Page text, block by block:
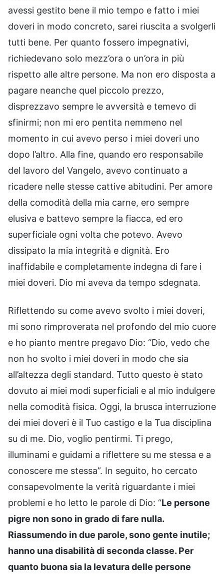
avessi gestito bene il mio tempo e fatto i miei
doveri in modo concreto, sarei riuscita a svolgerli
tutti bene. Per quanto fossero impegnativi,
richiedevano solo mezz’ora o un’ora in più
rispetto alle altre persone. Ma non ero disposta a
pagare neanche quel piccolo prezzo,
disprezzavo sempre le avversità e temevo di
sfinirmi; non mi ero pentita nemmeno nel
momento in cui avevo perso i miei doveri uno
dopo l’altro. Alla fine, quando ero responsabile
del lavoro del Vangelo, avevo continuato a
ricadere nelle stesse cattive abitudini. Per amore
della comodità della mia carne, ero sempre
elusiva e battevo sempre la fiacca, ed ero
superficiale ogni volta che potevo. Avevo
dissipato la mia integrità e dignità. Ero
inaffidabile e completamente indegna di fare i
miei doveri. Dio mi aveva da tempo sdegnata.
Riflettendo su come avevo svolto i miei doveri,
mi sono rimproverata nel profondo del mio cuore
e ho pianto mentre pregavo Dio: “Dio, vedo che
non ho svolto i miei doveri in modo che sia
all’altezza degli standard. Tutto questo è stato
dovuto ai miei modi superficiali e al mio indulgere
nella comodità fisica. Oggi, la brusca interruzione
dei miei doveri è il Tuo castigo e la Tua disciplina
su di me. Dio, voglio pentirmi. Ti prego,
illuminami e guidami a riflettere su me stessa e a
conoscere me stessa”. In seguito, ho cercato
consapevolmente la verità riguardante i miei
problemi e ho letto le parole di Dio: “Le persone
pigre non sono in grado di fare nulla.
Riassumendo in due parole, sono gente inutile;
hanno una disabilità di seconda classe. Per
quanto buona sia la levatura delle persone